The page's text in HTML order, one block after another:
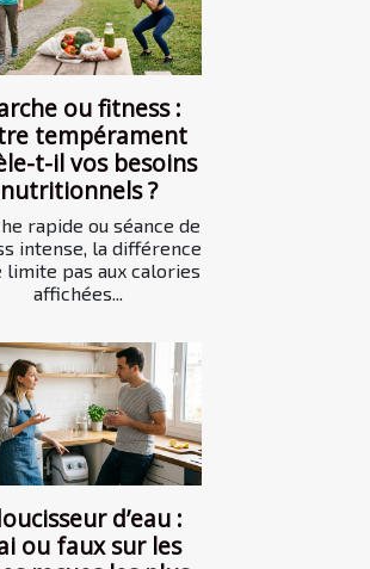
ou fitness :
tempérament
t-il vos besoins
nutritionnels ?
rapide ou séance de
intense, la différence
limite pas aux calories
affichées...
d’eau :
ou faux sur les